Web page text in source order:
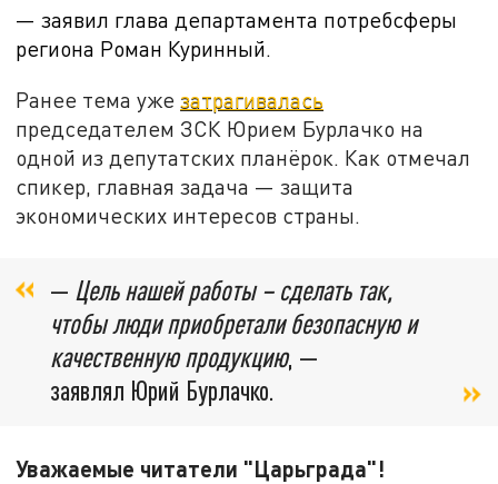
— заявил глава департамента потребсферы
региона Роман Куринный.
Ранее тема ужезатрагивалась
председателем ЗСК Юрием Бурлачко на
одной из депутатских планёрок. Как отмечал
спикер, главная задача — защита
экономических интересов страны.
— Цель нашей работы – сделать так,
чтобы люди приобретали безопасную и
качественную продукцию, —
заявлял Юрий Бурлачко.
Уважаемые читатели "Царьграда"!